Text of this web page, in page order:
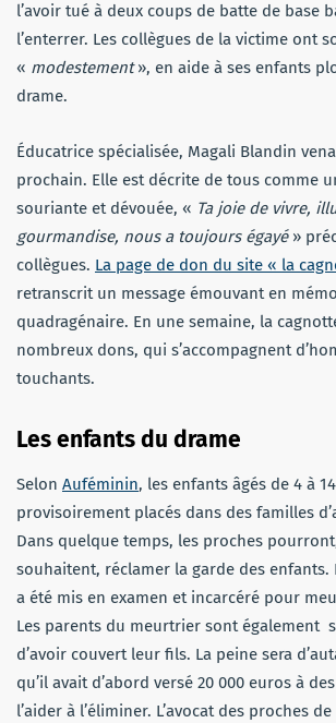
l’avoir tué à deux coups de batte de base
l’enterrer. Les collègues de la victime ont
« modestement», en aide à ses enfants
drame.
Éducatrice spécialisée, Magali Blandin
prochain. Elle est décrite de tous comme
souriante et dévouée, « Ta joie de vivre,
gourmandise, nous a toujours égayé »
collègues. La page de don du site « la
retranscrit un message émouvant en
quadragénaire. En une semaine, la
nombreux dons, qui s’accompagnent
touchants.
Les enfants du drame
Selon Auféminin, les enfants âgés de 4 à
provisoirement placés dans des familles
Dans quelque temps, les proches
souhaitent, réclamer la garde des enfants.
a été mis en examen et incarcéré pour
Les parents du meurtrier sont également
d’avoir couvert leur fils. La peine sera
qu’il avait d’abord versé 20 000 euros à
l’aider à l’éliminer. L’avocat des proches